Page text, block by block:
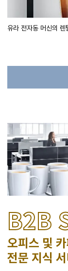
유라 전자동 머신의 렌
B2B
오피스 및
전문 지식